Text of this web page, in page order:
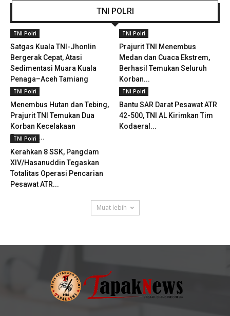
TNI POLRI
TNI Polri
Satgas Kuala TNI-Jhonlin
Bergerak Cepat, Atasi
Sedimentasi Muara Kuala
Penaga–Aceh Tamiang
TNI Polri
Prajurit TNI Menembus
Medan dan Cuaca Ekstrem,
Berhasil Temukan Seluruh
Korban...
TNI Polri
Menembus Hutan dan Tebing,
Prajurit TNI Temukan Dua
Korban Kecelakaan
Pesawat...
TNI Polri
Bantu SAR Darat Pesawat ATR
42-500, TNI AL Kirimkan Tim
Kodaeral...
TNI Polri
Kerahkan 8 SSK, Pangdam
XIV/Hasanuddin Tegaskan
Totalitas Operasi Pencarian
Pesawat ATR...
Muat lebih